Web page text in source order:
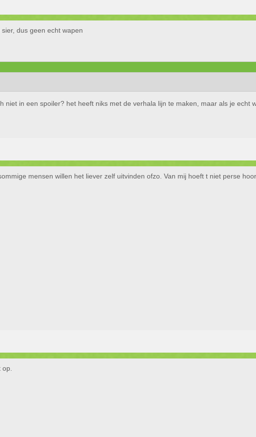
dus geen echt wapen
niet in een spoiler? het heeft niks met de verhala lijn te maken, maar als je echt
mensen willen het liever zelf uitvinden ofzo. Van mij hoeft t niet perse